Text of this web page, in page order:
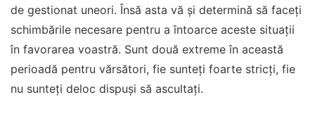
de gestionat uneori. Însă asta vă și determină să faceți
schimbările necesare pentru a întoarce aceste situații
în favorarea voastră. Sunt două extreme în această
perioadă pentru vărsători, fie sunteți foarte stricți, fie
nu sunteți deloc dispuși să ascultați.